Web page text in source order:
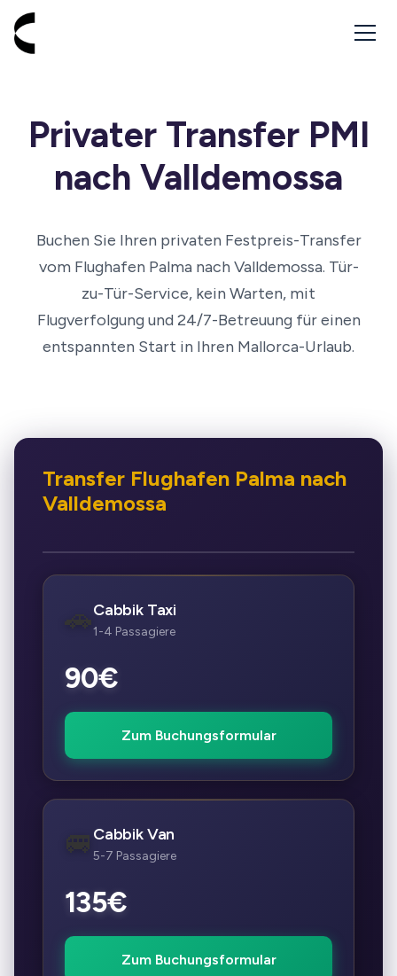
Zur Startseite - Cabbik
Privater Transfer PMI
nach Valldemossa
Buchen Sie Ihren privaten Festpreis-Transfer
vom Flughafen Palma nach Valldemossa. Tür-
zu-Tür-Service, kein Warten, mit
Flugverfolgung und 24/7-Betreuung für einen
entspannten Start in Ihren Mallorca-Urlaub.
Transfer Flughafen Palma nach
Valldemossa
🚗Cabbik Taxi
1-4 Passagiere
90€
Zum Buchungsformular
🚐 Cabbik Van
5-7 Passagiere
135€
Zum Buchungsformular